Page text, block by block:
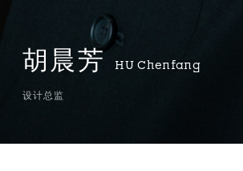
胡晨芳 HUChenfang
设计总监